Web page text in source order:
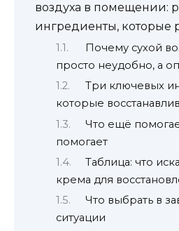
воздуха в помещении:
ингредиенты, которые
Почему сухой
просто неудобно, а
Три ключевых
которые
Что ещё
помогает
Таблица: что
крема для
Что выбрать в
ситуации